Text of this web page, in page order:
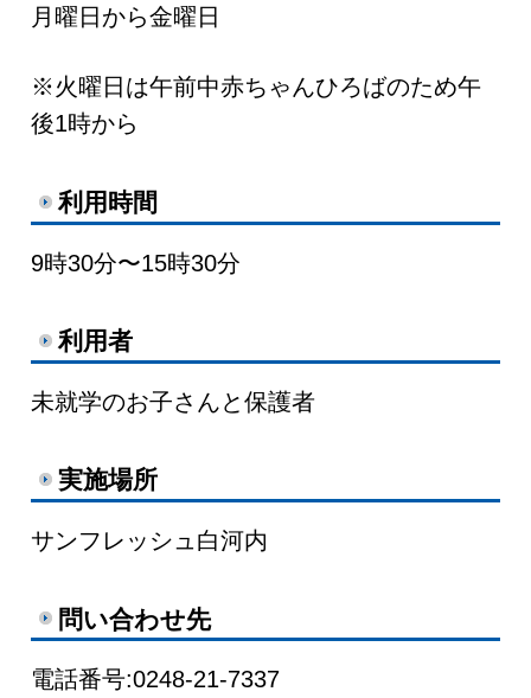
月曜日から金曜日
※火曜日は午前中赤ちゃんひろばのため午
後1時から
利用時間
9時30分〜15時30分
利用者
未就学のお子さんと保護者
実施場所
サンフレッシュ白河内
問い合わせ先
電話番号:0248-21-7337